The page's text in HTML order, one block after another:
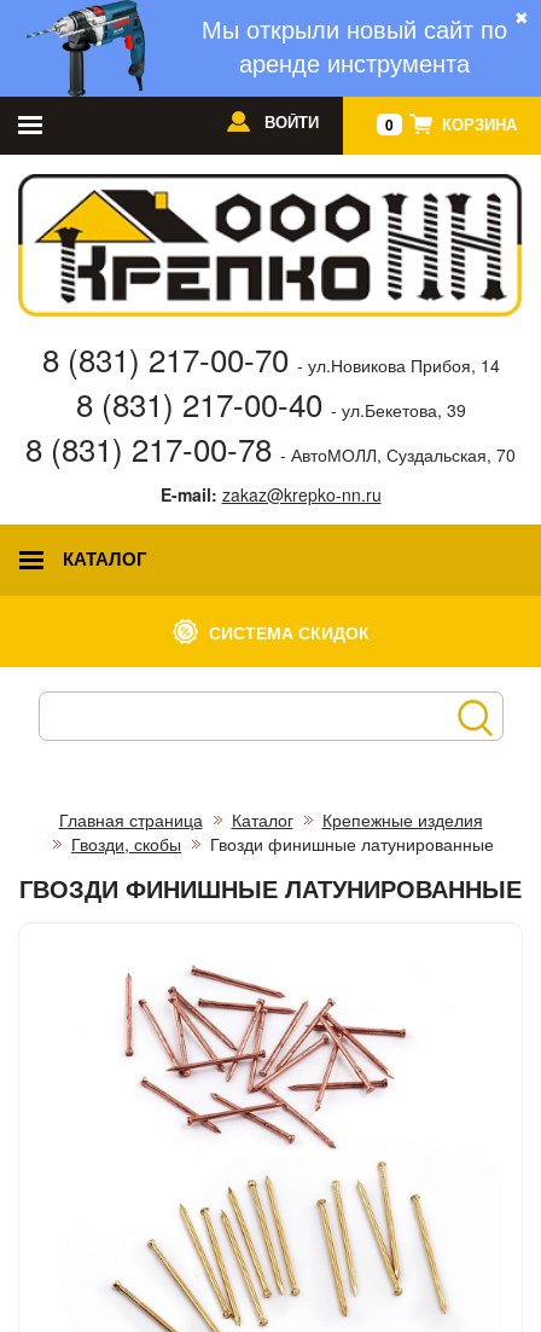
✖
Мы открыли новый сайт по
аренде инструмента
0 КОРЗИНА
ВОЙТИ
8 (831) 217-00-70 - ул.Новикова Прибоя, 14
8 (831) 217-00-40 - ул.Бекетова, 39
8 (831) 217-00-78 - АвтоМОЛЛ, Суздальская, 70
E-mail: zakaz@krepko-nn.ru
КАТАЛОГ
СИСТЕМА СКИДОК
Главная страница Каталог
Крепежные изделия
Гвозди, скобы
Гвозди финишные латунированные
ГВОЗДИ ФИНИШНЫЕ ЛАТУНИРОВАННЫЕ